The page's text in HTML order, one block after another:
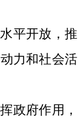
平开放，推
力和社会活
政府作用，